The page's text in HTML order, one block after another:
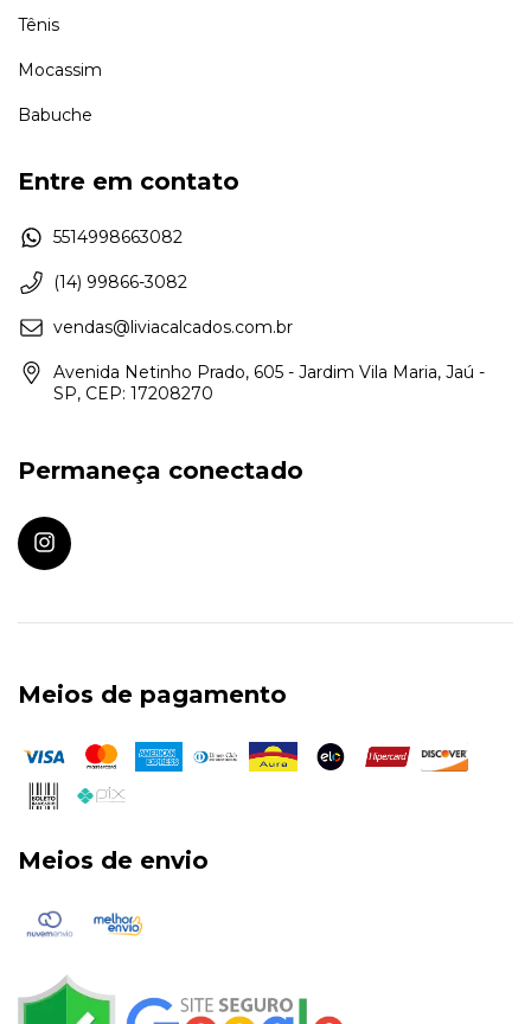
Tênis
Mocassim
Babuche
Entre em contato
5514998663082
(14) 99866-3082
vendas@liviacalcados.com.br
Avenida Netinho Prado, 605 - Jardim Vila Maria, Jaú -
SP, CEP: 17208270
Permaneça conectado
Meios de pagamento
Meios de envio